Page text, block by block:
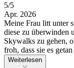
5/5
Apr. 2026
Meine Frau litt unter
diese zu überwinden
Skywalks zu gehen,
froh, dass sie es
Weiterlesen